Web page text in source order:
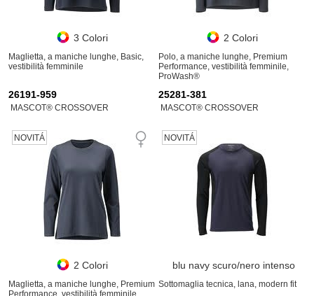
3 Colori
Maglietta, a maniche lunghe, Basic,
vestibilità femminile
2 Colori
Polo, a maniche lunghe, Premium
Performance, vestibilità femminile,
ProWash®
26191-959
MASCOT® CROSSOVER
NOVITÁ
2 Colori
Maglietta, a maniche lunghe, Premium
Performance, vestibilità femminile,
25281-381
MASCOT® CROSSOVER
NOVITÁ
blu navy scuro/nero intenso
Sottomaglia tecnica, lana, modern fit